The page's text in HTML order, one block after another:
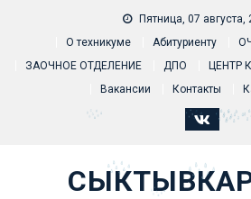
Пятница, 07 августа,
О техникуме
Абитуриенту
ЗАОЧНОЕ ОТДЕЛЕНИЕ
ДПО ЦЕНТР
Вакансии
Контакты